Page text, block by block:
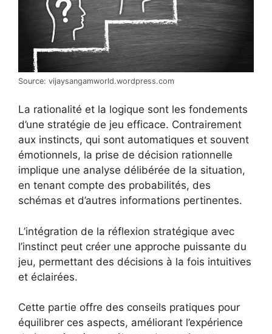
Source: vijaysangamworld.wordpress.com
La rationalité et la logique sont les fondements
d’une stratégie de jeu efficace. Contrairement
aux instincts, qui sont automatiques et souvent
émotionnels, la prise de décision rationnelle
implique une analyse délibérée de la situation,
en tenant compte des probabilités, des
schémas et d’autres informations pertinentes.
L’intégration de la réflexion stratégique avec
l’instinct peut créer une approche puissante du
jeu, permettant des décisions à la fois intuitives
et éclairées.
Cette partie offre des conseils pratiques pour
équilibrer ces aspects, améliorant l’expérience